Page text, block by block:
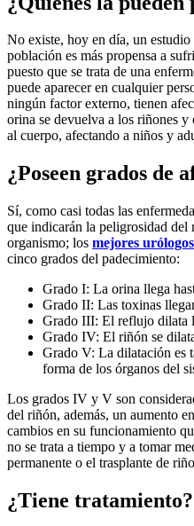
No existe, hoy en día, un
población es más propensa a
puesto que se trata de una
puede aparecer en cualquier
ningún factor externo, tienen
orina se devuelva a los riñones y
al cuerpo, afectando a niños y
¿Poseen grados de
Sí, como casi todas las
que indicarán la peligrosidad del
organismo; los mejores
cinco grados del padecimiento:
Grado I: La orina llega
Grado II: Las toxinas
Grado III: El reflujo dilata
Grado IV: El riñón se
Grado V: La dilatación es
forma de los órganos del
Los grados IV y V son
del riñón, además, un aumento
cambios en su funcionamiento
no se trata a tiempo y a tomar
permanente o el trasplante de
¿Tiene tratamiento?